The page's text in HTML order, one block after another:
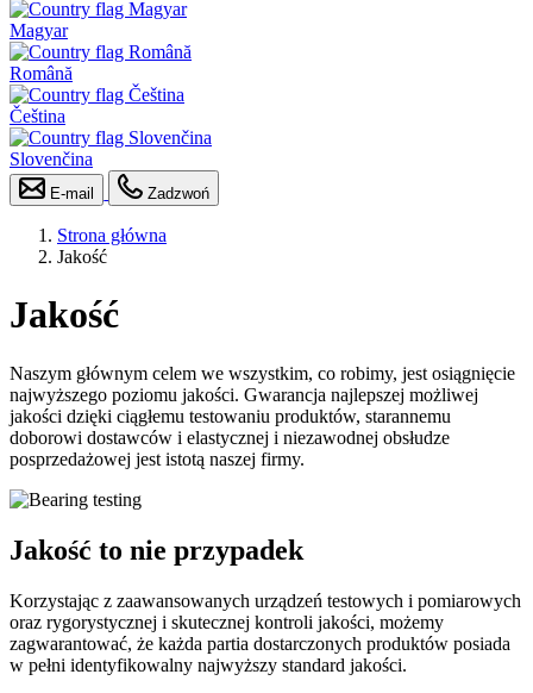
Magyar
Română
Čeština
Slovenčina
E-mail Zadzwoń
Strona główna
Jakość
Jakość
Naszym głównym celem we wszystkim, co robimy, jest osiągnięcie
najwyższego poziomu jakości. Gwarancja najlepszej możliwej
jakości dzięki ciągłemu testowaniu produktów, starannemu
doborowi dostawców i elastycznej i niezawodnej obsłudze
posprzedażowej jest istotą naszej firmy.
Jakość to nie przypadek
Korzystając z zaawansowanych urządzeń testowych i pomiarowych
oraz rygorystycznej i skutecznej kontroli jakości, możemy
zagwarantować, że każda partia dostarczonych produktów posiada
w pełni identyfikowalny najwyższy standard jakości.